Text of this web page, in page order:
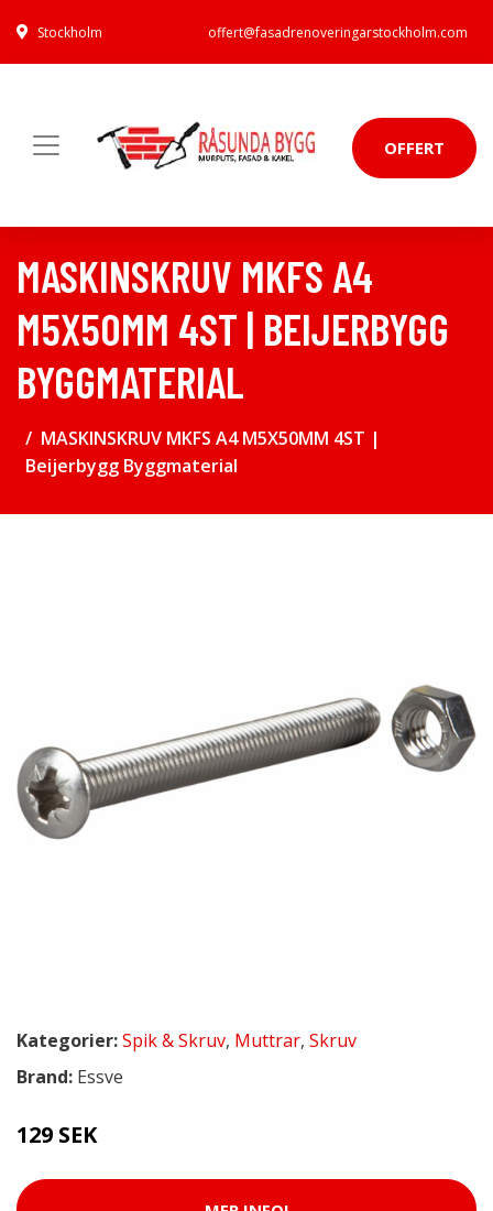
Stockholm offert@fasadrenoveringarstockholm.com
OFFERT
MASKINSKRUV MKFS A4
M5X50MM 4ST | BEIJERBYGG
BYGGMATERIAL
MASKINSKRUV MKFS A4 M5X50MM 4ST |
Beijerbygg Byggmaterial
Kategorier:Spik & Skruv, Muttrar, Skruv
Brand: Essve
129 SEK